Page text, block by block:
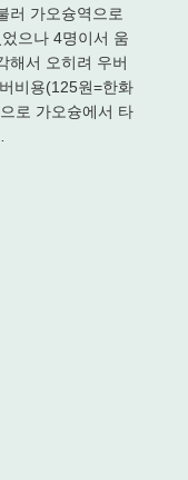
러 가오슝역으로
으나 4명이서 움
해서 오히려 우버
비용(125원=한화
로 가오슝에서 타